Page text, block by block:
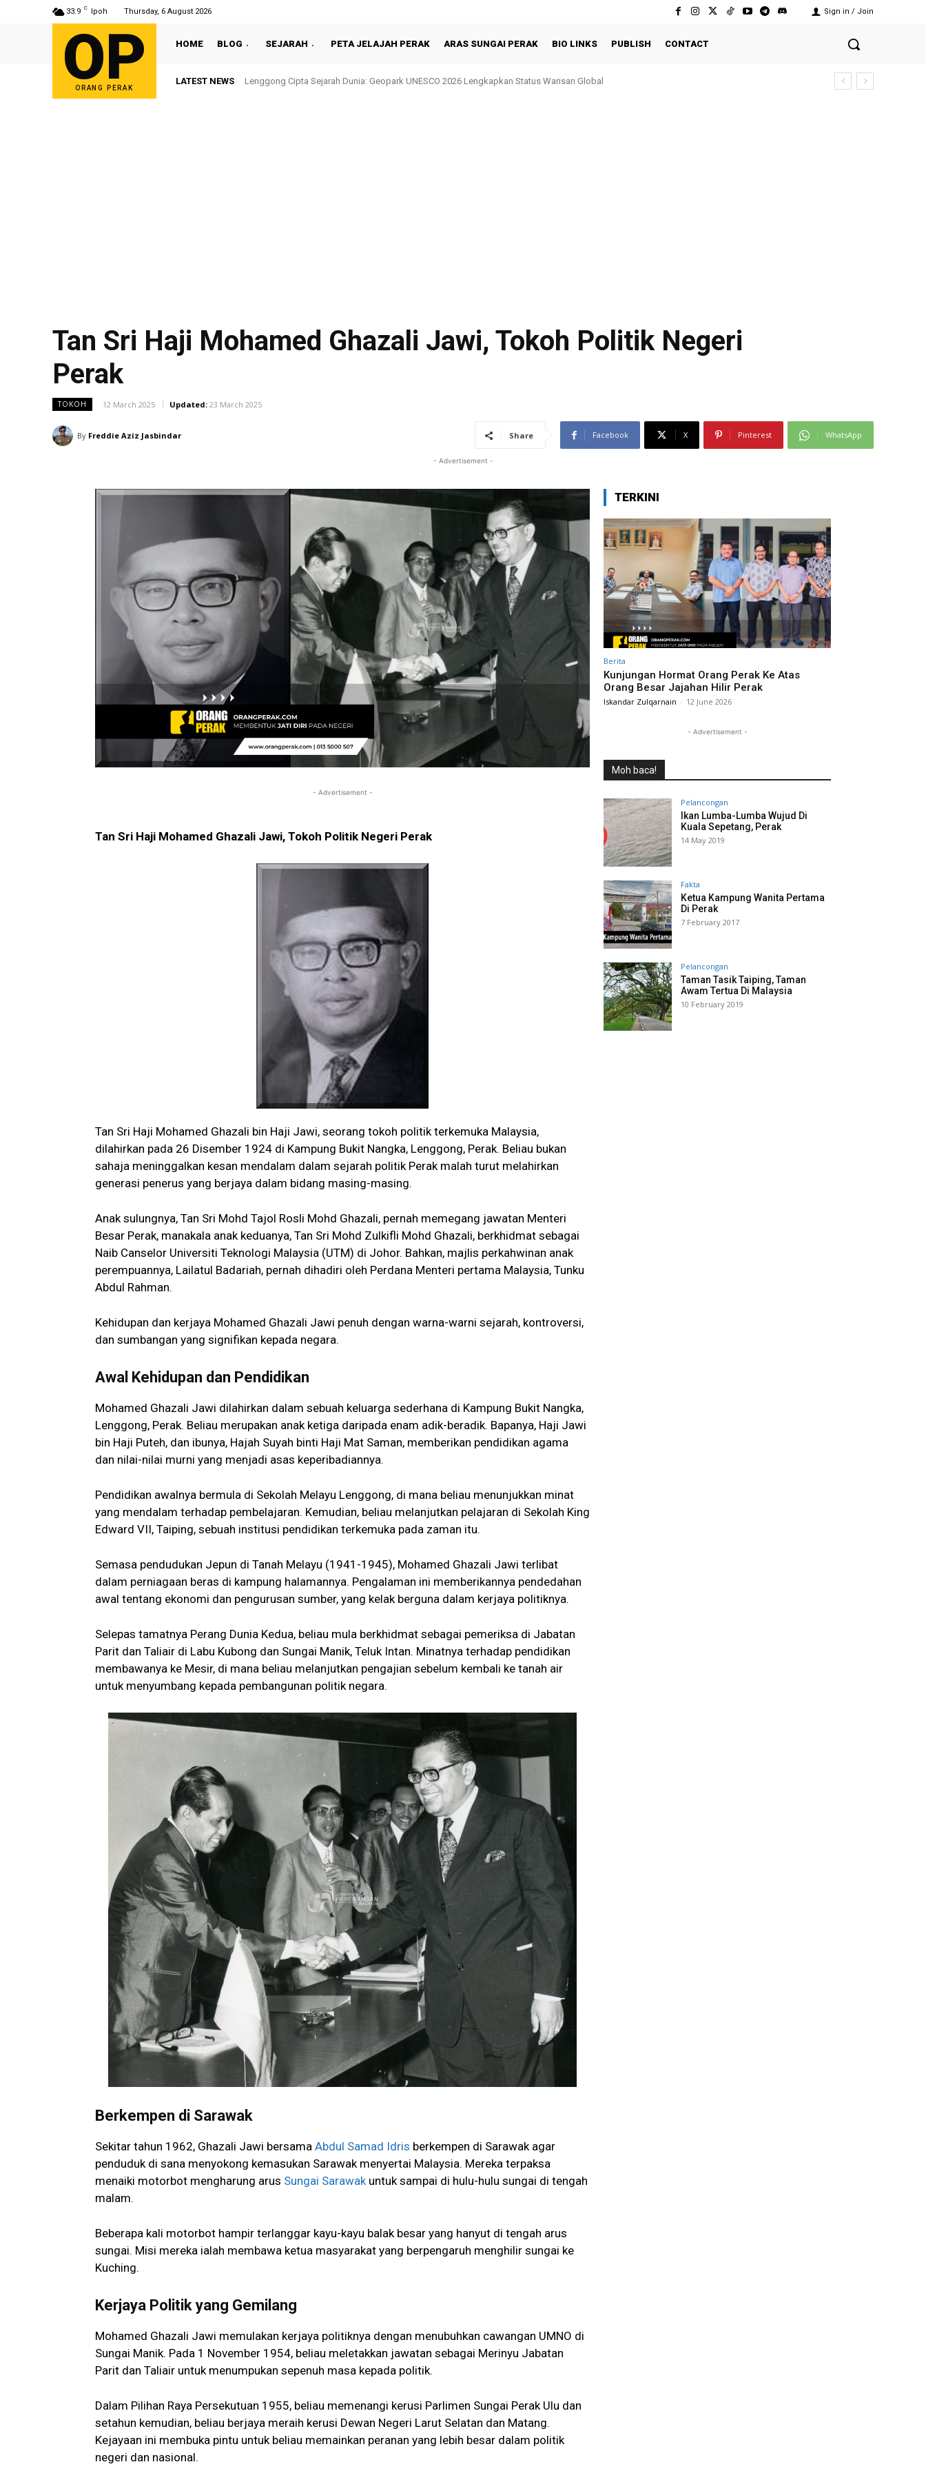
33.9 C Ipoh Thursday, 6 August 2026 Sign in / Join
OP
ORANG PERAK
HOME BLOG SEJARAH PETA JELAJAH PERAK ARAS SUNGAI PERAK BIO LINKS PUBLISH CONTACT
LATEST NEWSLenggong Cipta Sejarah Dunia: Geopark UNESCO 2026 Lengkapkan Status Warisan Global
Sultan Nazrin Shah Berbuka Puasa Bersama Rakyat di Behrang Stesen
Tan Sri Haji Mohamed Ghazali Jawi, Tokoh Politik Negeri
Perak
TOKOH 12 March 2025 Updated: 23 March 2025
By Freddie Aziz Jasbindar Share Facebook X Pinterest WhatsApp
- Advertisement -
- Advertisement -
Tan Sri Haji Mohamed Ghazali Jawi, Tokoh Politik Negeri Perak
Tan Sri Haji Mohamed Ghazali bin Haji Jawi, seorang tokoh politik terkemuka Malaysia,
dilahirkan pada 26 Disember 1924 di Kampung Bukit Nangka, Lenggong, Perak. Beliau bukan
sahaja meninggalkan kesan mendalam dalam sejarah politik Perak malah turut melahirkan
generasi penerus yang berjaya dalam bidang masing-masing.
Anak sulungnya, Tan Sri Mohd Tajol Rosli Mohd Ghazali, pernah memegang jawatan Menteri
Besar Perak, manakala anak keduanya, Tan Sri Mohd Zulkifli Mohd Ghazali, berkhidmat sebagai
Naib Canselor Universiti Teknologi Malaysia (UTM) di Johor. Bahkan, majlis perkahwinan anak
perempuannya, Lailatul Badariah, pernah dihadiri oleh Perdana Menteri pertama Malaysia, Tunku
Abdul Rahman.
Kehidupan dan kerjaya Mohamed Ghazali Jawi penuh dengan warna-warni sejarah, kontroversi,
dan sumbangan yang signifikan kepada negara.
Awal Kehidupan dan Pendidikan
Mohamed Ghazali Jawi dilahirkan dalam sebuah keluarga sederhana di Kampung Bukit Nangka,
Lenggong, Perak. Beliau merupakan anak ketiga daripada enam adik-beradik. Bapanya, Haji Jawi
bin Haji Puteh, dan ibunya, Hajah Suyah binti Haji Mat Saman, memberikan pendidikan agama
dan nilai-nilai murni yang menjadi asas keperibadiannya.
Pendidikan awalnya bermula di Sekolah Melayu Lenggong, di mana beliau menunjukkan minat
yang mendalam terhadap pembelajaran. Kemudian, beliau melanjutkan pelajaran di Sekolah King
Edward VII, Taiping, sebuah institusi pendidikan terkemuka pada zaman itu.
Semasa pendudukan Jepun di Tanah Melayu (1941-1945), Mohamed Ghazali Jawi terlibat
dalam perniagaan beras di kampung halamannya. Pengalaman ini memberikannya pendedahan
awal tentang ekonomi dan pengurusan sumber, yang kelak berguna dalam kerjaya politiknya.
Selepas tamatnya Perang Dunia Kedua, beliau mula berkhidmat sebagai pemeriksa di Jabatan
Parit dan Taliair di Labu Kubong dan Sungai Manik, Teluk Intan. Minatnya terhadap pendidikan
membawanya ke Mesir, di mana beliau melanjutkan pengajian sebelum kembali ke tanah air
untuk menyumbang kepada pembangunan politik negara.
Berkempen di Sarawak
Sekitar tahun 1962, Ghazali Jawi bersama Abdul Samad Idris berkempen di Sarawak agar
penduduk di sana menyokong kemasukan Sarawak menyertai Malaysia. Mereka terpaksa
menaiki motorbot mengharung arus Sungai Sarawakuntuk sampai di hulu-hulu sungai di tengah
malam.
Beberapa kali motorbot hampir terlanggar kayu-kayu balak besar yang hanyut di tengah arus
sungai. Misi mereka ialah membawa ketua masyarakat yang berpengaruh menghilir sungai ke
Kuching.
Kerjaya Politik yang Gemilang
Mohamed Ghazali Jawi memulakan kerjaya politiknya dengan menubuhkan cawangan UMNO di
Sungai Manik. Pada 1 November 1954, beliau meletakkan jawatan sebagai Merinyu Jabatan
Parit dan Taliair untuk menumpukan sepenuh masa kepada politik.
Dalam Pilihan Raya Persekutuan 1955, beliau memenangi kerusi Parlimen Sungai Perak Ulu dan
setahun kemudian, beliau berjaya meraih kerusi Dewan Negeri Larut Selatan dan Matang.
Kejayaan ini membuka pintu untuk beliau memainkan peranan yang lebih besar dalam politik
negeri dan nasional.
TERKINI
Berita
Kunjungan Hormat Orang Perak Ke Atas
Orang Besar Jajahan Hilir Perak
Iskandar Zulqarnain - 12 June 2026
- Advertisement -
Moh baca!
Pelancongan
Ikan Lumba-Lumba Wujud Di
Kuala Sepetang, Perak
14 May 2019
Fakta
Ketua Kampung Wanita Pertama
Di Perak
7 February 2017
Pelancongan
Taman Tasik Taiping, Taman
Awam Tertua Di Malaysia
10 February 2019